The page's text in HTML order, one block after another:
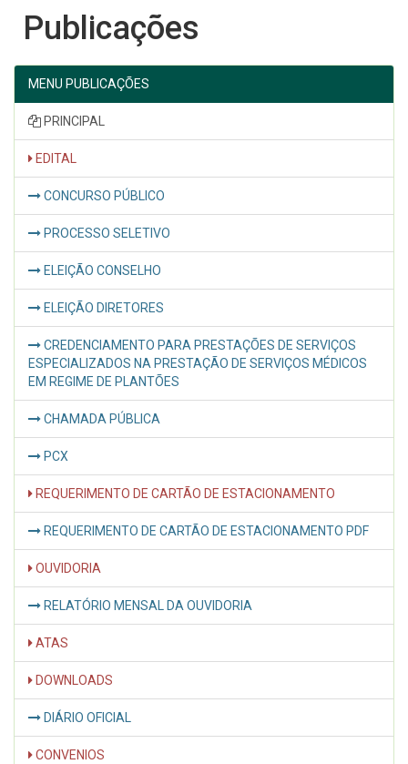
Publicações
MENU PUBLICAÇÕES
PRINCIPAL
EDITAL
CONCURSO PÚBLICO
PROCESSO SELETIVO
ELEIÇÃO CONSELHO
ELEIÇÃO DIRETORES
CREDENCIAMENTO PARA PRESTAÇÕES DE SERVIÇOS
ESPECIALIZADOS NA PRESTAÇÃO DE SERVIÇOS MÉDICOS
EM REGIME DE PLANTÕES
CHAMADA PÚBLICA
PCX
REQUERIMENTO DE CARTÃO DE ESTACIONAMENTO
REQUERIMENTO DE CARTÃO DE ESTACIONAMENTO PDF
OUVIDORIA
RELATÓRIO MENSAL DA OUVIDORIA
ATAS
DOWNLOADS
DIÁRIO OFICIAL
CONVENIOS